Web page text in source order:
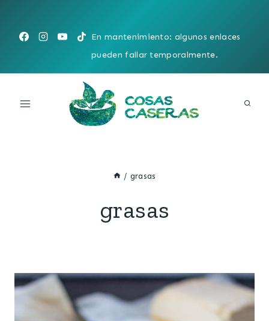
contenido
En mantenimiento: algunos enlaces
pueden fallar temporalmente.
/ grasas
grasas